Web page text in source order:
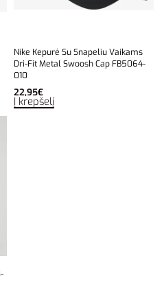
Nike Kepurė Su Snapeliu Vaikams
Dri-Fit Metal Swoosh Cap FB5064-
010
22,95€
Į krepšelį